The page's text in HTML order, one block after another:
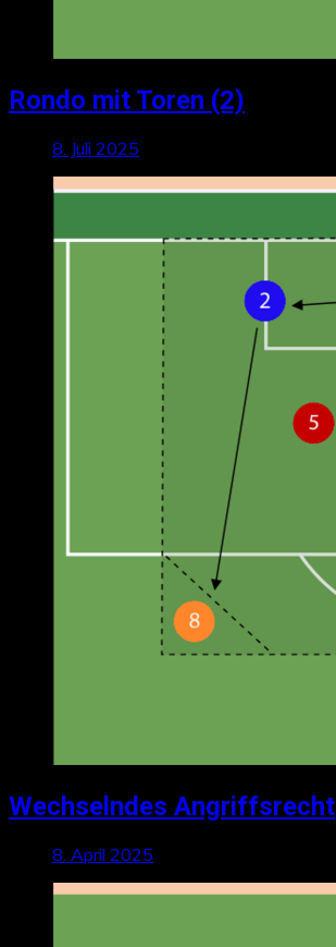
Rondo mit Toren (2)
8. Juli 2025
Wechselndes Angriffsrecht
8. April 2025